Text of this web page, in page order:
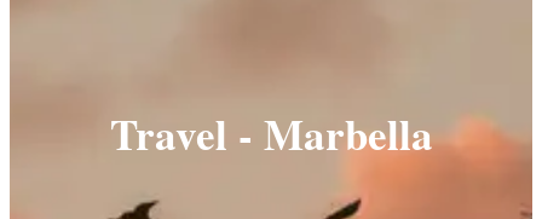
Travel - Marbella